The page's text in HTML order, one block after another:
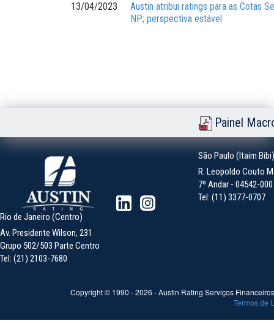
13/04/2023
Austin atribui ratings para as Cotas
NP; perspectiva estável
Painel
São Paulo (Itaim Bibi)
R. Leopoldo Couto
7º Andar - 04542-
Tel: (11) 3377-0707
Rio de Janeiro (Centro)
Av. Presidente Wilson, 231
Grupo 502/503 Parte Centro
Tel: (21) 2103-7680
Copyright © 1990 -2026 - Austin Rating Serviços
Termos de